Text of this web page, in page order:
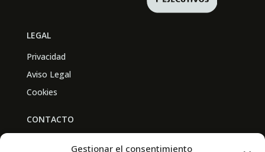
Gestionar el consentimiento
LEGAL
Privacidad
Aviso Legal
Cookies
CONTACTO